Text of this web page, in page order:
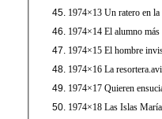
1974×13 Un ratero en
1974×14 El alumno
1974×15 El hombre
1974×16 La resortera.avi
1974×17 Quieren
1974×18 Las Islas